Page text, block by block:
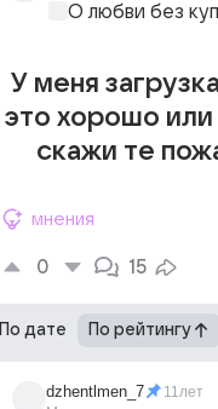
О любви без
У меня
это хорошо или
скажи те
мнения
0 15
По дате По рейтингу
dzhentlmen_7 11лет